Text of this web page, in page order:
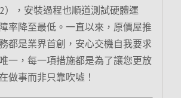
），安裝過程也順道測試硬體運
率降至最低。一直以來，原價屋推
都是業界首創，安心交機自我要求
一，每一項措施都是為了讓您更放
做事而非只靠吹噓！